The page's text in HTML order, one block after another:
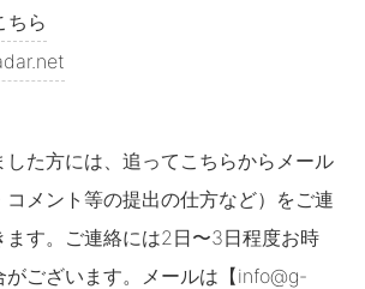
ちら
した方には、追ってこちらからメール
コメント等の提出の仕方など）をご連
ます。ご連絡には2日〜3日程度お時
がございます。メールは【info@g-